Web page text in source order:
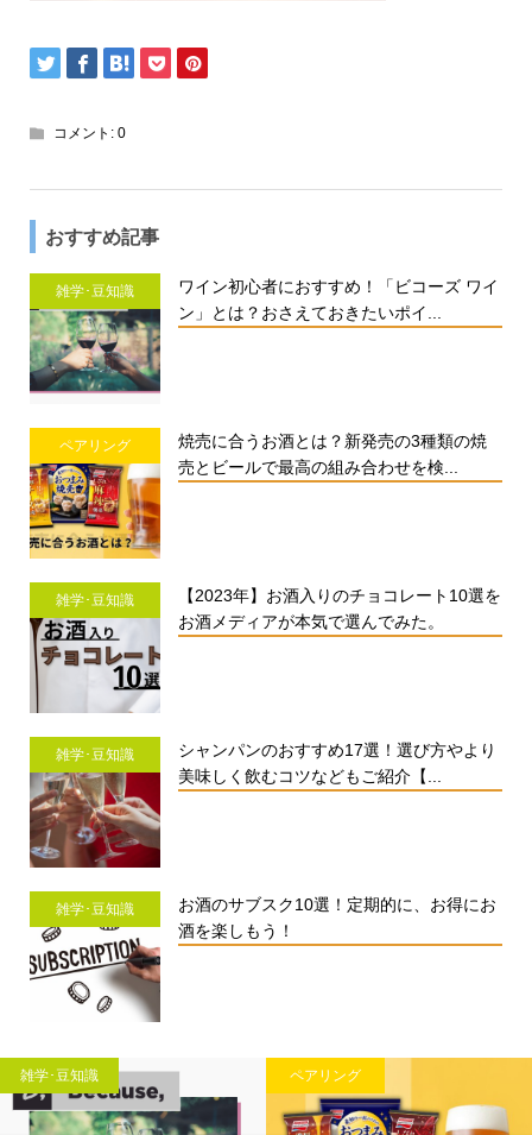
コメント: 0
おすすめ記事
雑学･豆知識
ワイン初心者におすすめ！「ビコーズ ワイ
ン」とは？おさえておきたいポイ...
ペアリング
焼売に合うお酒とは？新発売の3種類の焼
売とビールで最高の組み合わせを検...
雑学･豆知識
【2023年】お酒入りのチョコレート10選を
お酒メディアが本気で選んでみた。
雑学･豆知識
シャンパンのおすすめ17選！選び方やより
美味しく飲むコツなどもご紹介【...
雑学･豆知識
お酒のサブスク10選！定期的に、お得にお
酒を楽しもう！
雑学･豆知識 ペアリング